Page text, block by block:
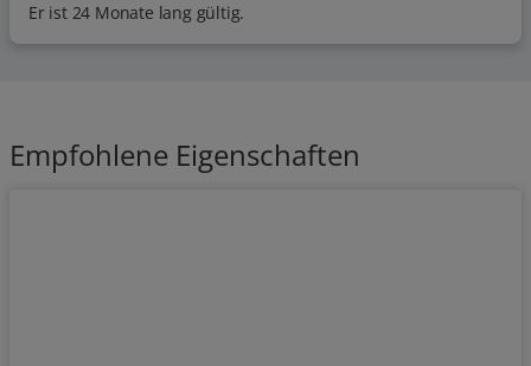
Er ist 24 Monate lang gültig.
Empfohlene Eigenschaften